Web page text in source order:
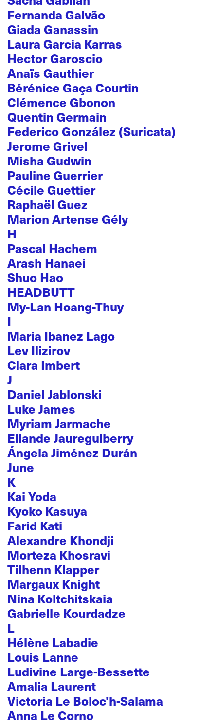
Fernanda Galvão
Giada Ganassin
Laura Garcia Karras
Hector Garoscio
Anaïs Gauthier
Bérénice Gaça Courtin
Clémence Gbonon
Quentin Germain
Federico González (Suricata)
Jerome Grivel
Misha Gudwin
Pauline Guerrier
Cécile Guettier
Raphaël Guez
Marion Artense Gély
H
Pascal Hachem
Arash Hanaei
Shuo Hao
HEADBUTT
My-Lan Hoang-Thuy
I
Maria Ibanez Lago
Lev Ilizirov
Clara Imbert
J
Daniel Jablonski
Luke James
Myriam Jarmache
Ellande Jaureguiberry
Ángela Jiménez Durán
June
K
Kai Yoda
Kyoko Kasuya
Farid Kati
Alexandre Khondji
Morteza Khosravi
Tilhenn Klapper
Margaux Knight
Nina Koltchitskaia
Gabrielle Kourdadze
L
Hélène Labadie
Louis Lanne
Ludivine Large-Bessette
Amalia Laurent
Victoria Le Boloc'h-Salama
Anna Le Corno